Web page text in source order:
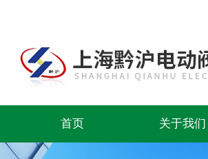
首页 关于我们